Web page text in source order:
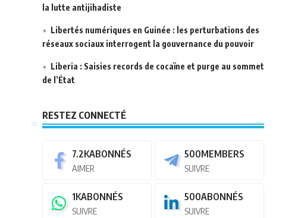
la lutte antijihadiste
Libertés numériques en Guinée : les perturbations des
réseaux sociaux interrogent la gouvernance du pouvoir
Liberia : Saisies records de cocaïne et purge au sommet
de l’État
RESTEZ CONNECTÉ
7.2KABONNÉS
AIMER
500MEMBERS
SUIVRE
1KABONNÉS
SUIVRE
500ABONNÉS
SUIVRE